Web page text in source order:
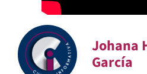
Johana
García